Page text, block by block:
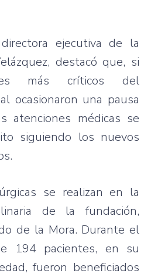
ejecutiva de la
destacó que, si
más críticos del
ocasionaron una pausa
atenciones médicas se
siguiendo los nuevos
se realizan en la
de la fundación,
de la Mora. Durante el
194 pacientes, en su
fueron beneficiados